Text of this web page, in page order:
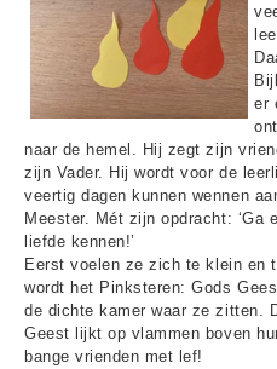
er
naar de hemel. Hij zegt zijn
zijn Vader. Hij wordt voor de
veertig dagen kunnen wennen
Meester. Mét zijn opdracht: ‘Ga
liefde kennen!’
Eerst voelen ze zich te klein en
wordt het Pinksteren: Gods
de dichte kamer waar ze zitten.
Geest lijkt op vlammen boven
bange vrienden met lef!